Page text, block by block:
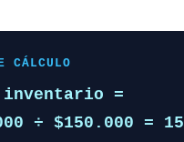
CÁLCULO
inventario =
÷ $150.000 = 15